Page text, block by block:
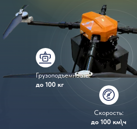
Скорость:
до 100 км\ч
Грузоподъемность:
до 100 кг